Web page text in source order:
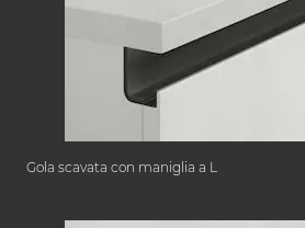
Gola scavata con maniglia a L